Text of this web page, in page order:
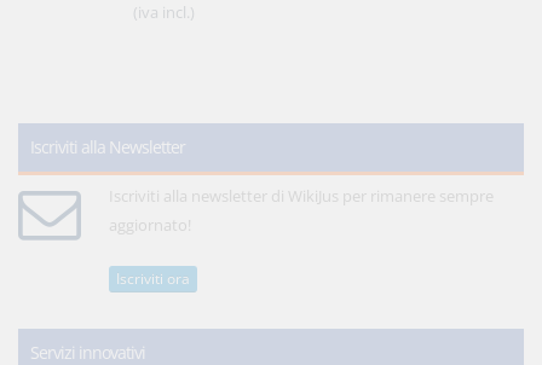
(iva incl.)
Iscriviti alla Newsletter
Iscriviti alla newsletter di WikiJus per rimanere sempre
aggiornato!
Iscriviti ora
Servizi innovativi